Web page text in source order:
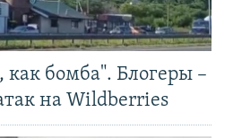
бомба". Блогеры –
на Wildberries